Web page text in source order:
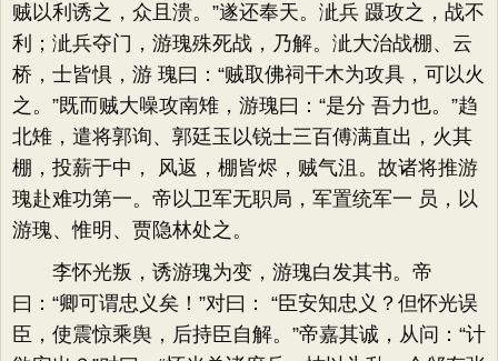
贼以利诱之，众且溃。”遂还奉天。泚兵 蹑攻之，战不
利；泚兵夺门，游瑰殊死战，乃解。泚大治战棚、云
桥，士皆惧，游 瑰曰：“贼取佛祠干木为攻具，可以火
之。”既而贼大噪攻南雉，游瑰曰：“是分 吾力也。”趋
北雉，遣将郭询、郭廷玉以锐士三百傅满直出，火其
棚，投薪于中， 风返，棚皆烬，贼气沮。故诸将推游
瑰赴难功第一。帝以卫军无职局，军置统军一 员，以
游瑰、惟明、贾隐林处之。
李怀光叛，诱游瑰为变，游瑰白发其书。帝
曰：“卿可谓忠义矣！”对曰： “臣安知忠义？但怀光误
臣，使震惊乘舆，后持臣自解。”帝嘉其诚，从问：“计